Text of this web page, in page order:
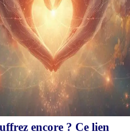
encore ? Ce lien